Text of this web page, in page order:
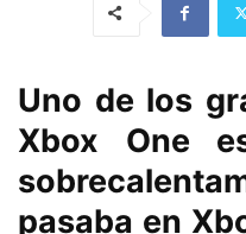
Uno de los
Xbox One
pasaba en